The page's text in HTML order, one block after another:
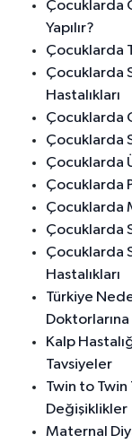
Çocuklarda
Yapılır?
Çocuklarda
Çocuklarda
Hastalıkları
Çocuklarda
Çocuklarda
Çocuklarda
Çocuklarda
Çocuklarda
Çocuklarda
Çocuklarda
Hastalıkları
Türkiye
Doktorlarına
Kalp
Tavsiyeler
Twin to
Değişiklikler
Maternal